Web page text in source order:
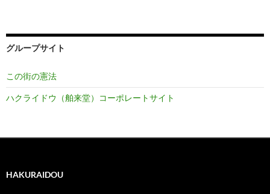
グループサイト
この街の憲法
ハクライドウ（舶来堂）コーポレートサイト
HAKURAIDOU